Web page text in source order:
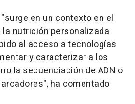
en un contexto en el
la nutrición personalizada
al acceso a tecnologías
y caracterizar a los
la secuenciación de ADN o
ha comentado